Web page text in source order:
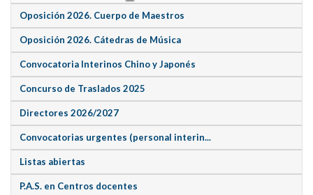
Oposición 2026. Cuerpo de Maestros
Oposición 2026. Cátedras de Música
Convocatoria Interinos Chino y Japonés
Concurso de Traslados 2025
Directores 2026/2027
Convocatorias urgentes (personal interin...
Listas abiertas
P.A.S. en Centros docentes